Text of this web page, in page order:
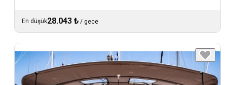
En düşük28.043 ₺ / gece